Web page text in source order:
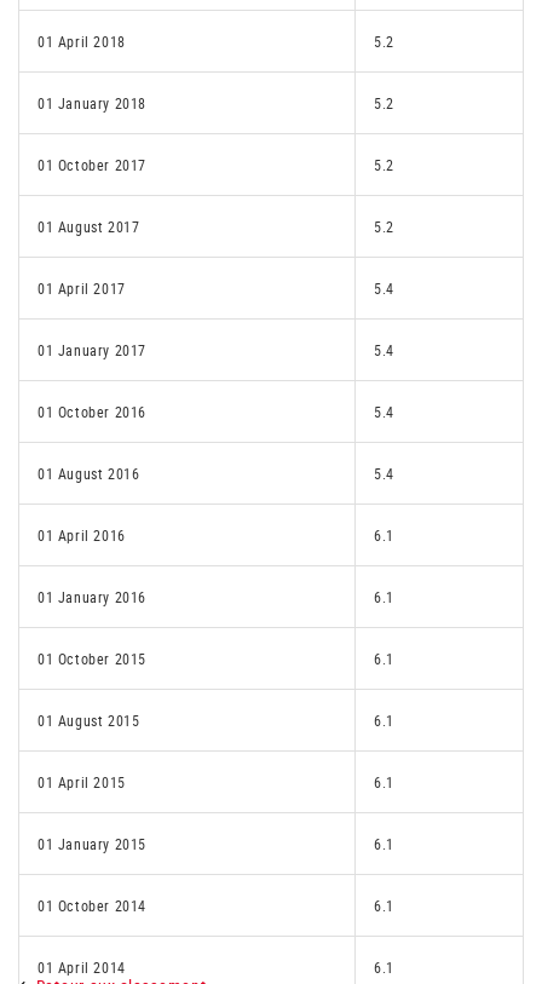
01 April 2018 5.2
01 January 2018 5.2
01 October 2017 5.2
01 August 2017 5.2
01 April 2017 5.4
01 January 2017 5.4
01 October 2016 5.4
01 August 2016 5.4
01 April 2016 6.1
01 January 2016 6.1
01 October 2015 6.1
01 August 2015 6.1
01 April 2015 6.1
01 January 2015 6.1
01 October 2014 6.1
01 April 2014 6.1